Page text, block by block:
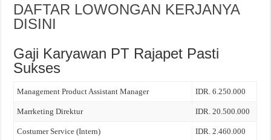
DAFTAR LOWONGAN KERJANYA
DISINI
Gaji Karyawan PT Rajapet Pasti
Sukses
Management Product Assistant Manager IDR. 6.250.000
Marrketing Direktur IDR. 20.500.000
Costumer Service (Intern) IDR. 2.460.000